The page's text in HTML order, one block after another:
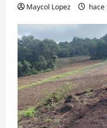
Maycol Lopez hace